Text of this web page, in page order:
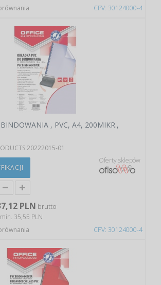
CPV: 30124000-4
CPV: 30124000-4
, PVC, A4, 200MIKR.,
20222015-01
Oferty sklepów
PLN brutto
min. 35,55 PLN